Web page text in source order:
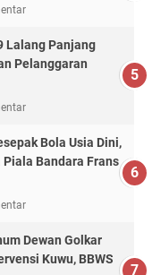
Lalang Panjang
Pelanggaran
Bola Usia Dini,
Bandara Frans
Dewan Golkar
Kuwu, BBWS